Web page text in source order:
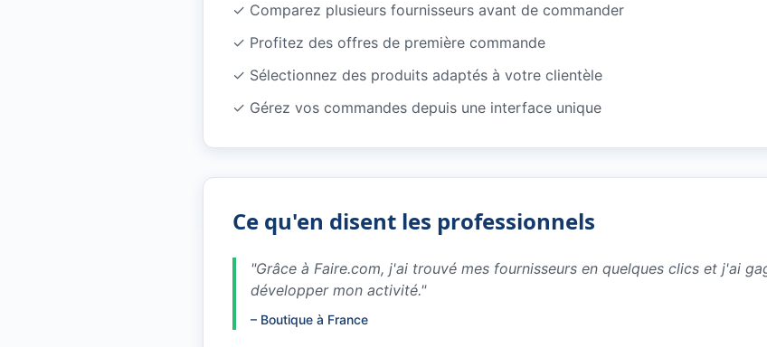
✓ Comparez plusieurs fournisseurs avant de commander
✓ Profitez des offres de première commande
✓ Sélectionnez des produits adaptés à votre clientèle
✓ Gérez vos commandes depuis une interface unique
Ce qu'en disent les professionnels
"Grâce à Faire.com, j'ai trouvé mes fournisseurs en quelques clics et j'ai
développer mon activité."
– Boutique à France